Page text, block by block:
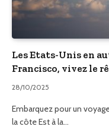
Les Etats-Unis en
Francisco, vivez le
28/10/2025
Embarquez pour un
la côte Est à la…